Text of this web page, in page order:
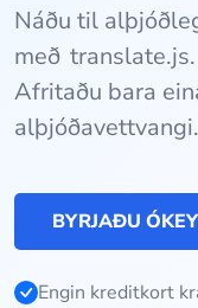
Náðu til
með translate.js.
Afritaðu bara
alþjóðavettvangi.
BYRJAÐU
Engin kreditkort